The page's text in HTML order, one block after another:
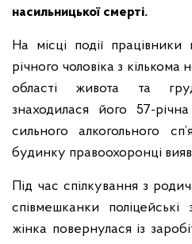
насильницької смерті.
На місці події працівники
річного чоловіка з
області живота та
знаходилася його 57-
сильного алкогольного
будинку правоохоронці
Під час спілкування з
співмешканки
жінка повернулася із